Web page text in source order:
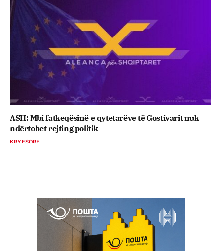
ASH: Mbi fatkeqësinë e qytetarëve të Gostivarit nuk
ndërtohet rejting politik
KRYESORE